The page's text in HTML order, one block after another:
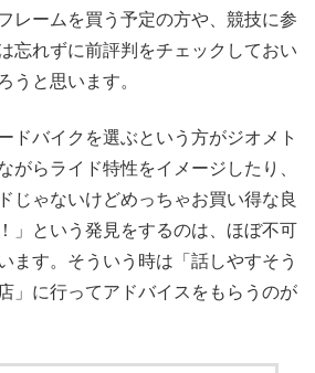
レームを買う予定の方や、競技に参
忘れずに前評判をチェックしておい
うと思います。
ドバイクを選ぶという方がジオメト
がらライド特性をイメージしたり、
じゃないけどめっちゃお買い得な良
」という発見をするのは、ほぼ不可
ます。そういう時は「話しやすそう
」に行ってアドバイスをもらうのが